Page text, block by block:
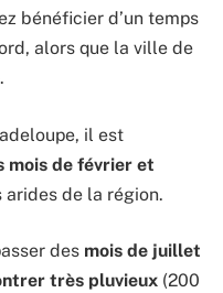
bénéficier d’un temps
alors que la ville de
il est
de février et
arides de la région.
des mois de juillet
très pluvieux (200